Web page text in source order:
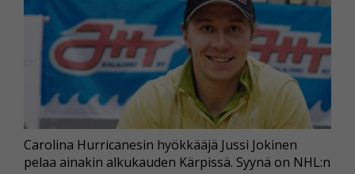
Carolina Hurricanesin hyökkääjä Jussi Jokinen
pelaa ainakin alkukauden Kärpissä. Syynä on NHL:n